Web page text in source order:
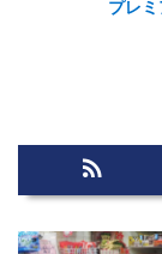
プレミ
rss_feed